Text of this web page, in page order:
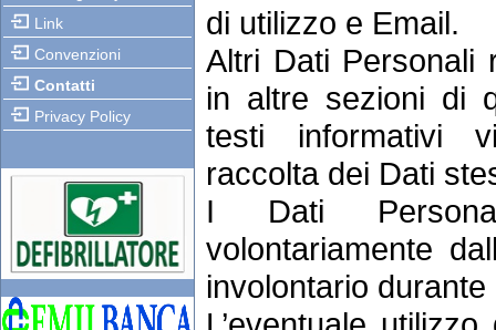
Link
Convenzioni
Contatti
Privacy Policy
di utilizzo e Email.
Altri Dati Personali
in altre sezioni di
testi informativi
raccolta dei Dati
I Dati
volontariamente
involontario